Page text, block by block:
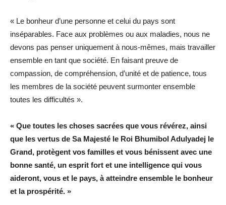
« Le bonheur d’une personne et celui du pays sont
inséparables. Face aux problèmes ou aux maladies, nous ne
devons pas penser uniquement à nous-mêmes, mais travailler
ensemble en tant que société. En faisant preuve de
compassion, de compréhension, d’unité et de patience, tous
les membres de la société peuvent surmonter ensemble
toutes les difficultés ».
« Que toutes les choses sacrées que vous révérez, ainsi
que les vertus de Sa Majesté le Roi Bhumibol Adulyadej le
Grand, protègent vos familles et vous bénissent avec une
bonne santé, un esprit fort et une intelligence qui vous
aideront, vous et le pays, à atteindre ensemble le bonheur
et la prospérité. »